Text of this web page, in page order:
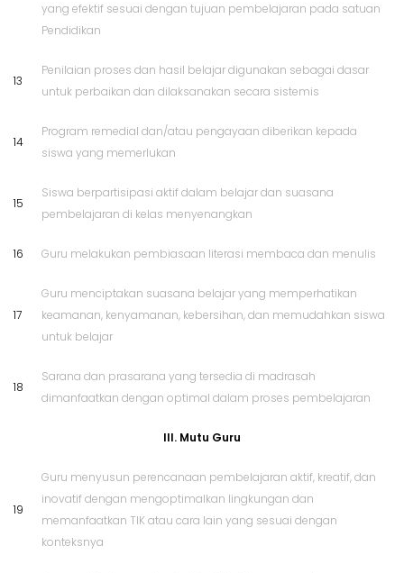
yang efektif sesuai dengan tujuan pembelajaran pada satuan
Pendidikan
13
Penilaian proses dan hasil belajar digunakan sebagai dasar
untuk perbaikan dan dilaksanakan secara sistemis
14
Program remedial dan/atau pengayaan diberikan kepada
siswa yang memerlukan
15
Siswa berpartisipasi aktif dalam belajar dan suasana
pembelajaran di kelas menyenangkan
16 Guru melakukan pembiasaan literasi membaca dan menulis
17
Guru menciptakan suasana belajar yang memperhatikan
keamanan, kenyamanan, kebersihan, dan memudahkan siswa
untuk belajar
18
Sarana dan prasarana yang tersedia di madrasah
dimanfaatkan dengan optimal dalam proses pembelajaran
III. Mutu Guru
19
Guru menyusun perencanaan pembelajaran aktif, kreatif, dan
inovatif dengan mengoptimalkan lingkungan dan
memanfaatkan TIK atau cara lain yang sesuai dengan
konteksnya